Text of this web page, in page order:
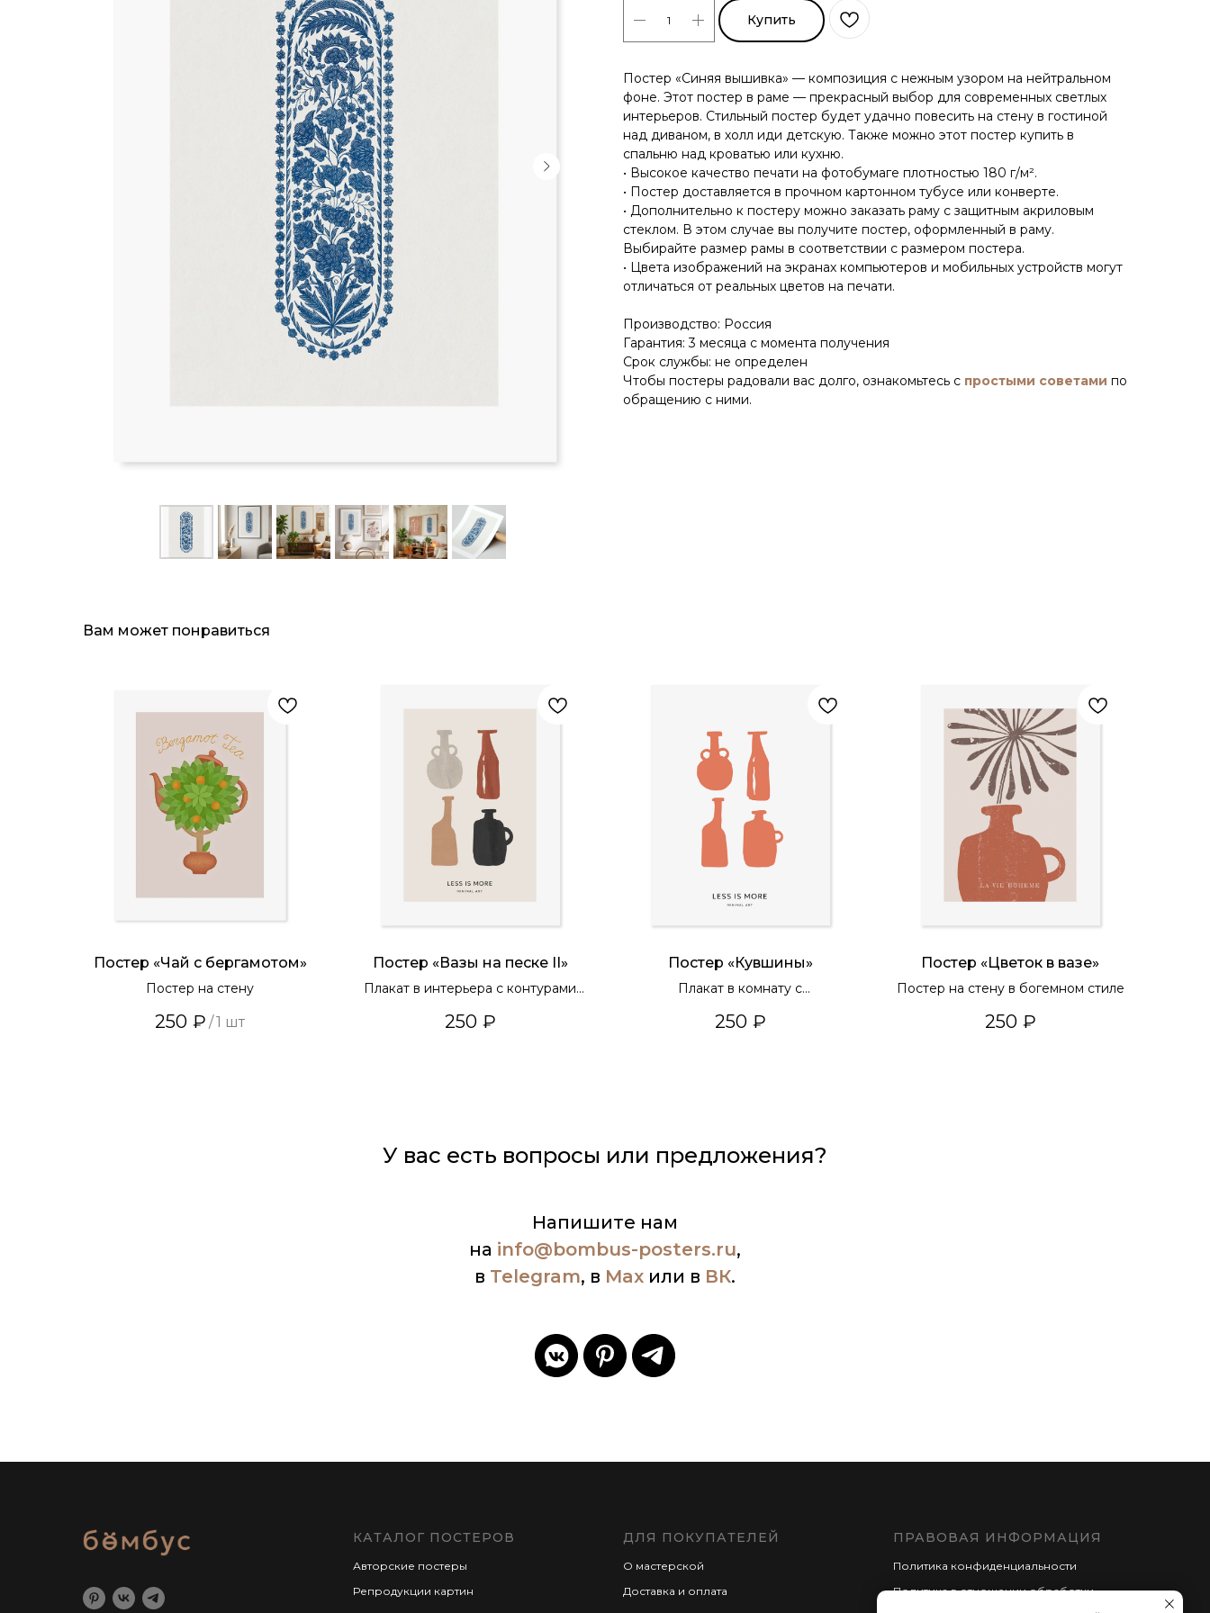
Купить
Постер «Синяя вышивка» — композиция с нежным узором на нейтральном
фоне. Этот постер в раме — прекрасный выбор для современных светлых
интерьеров. Стильный постер будет удачно повесить на стену в гостиной
над диваном, в холл иди детскую. Также можно этот постер купить в
спальню над кроватью или кухню.
• Высокое качество печати на фотобумаге плотностью 180 г/м².
• Постер доставляется в прочном картонном тубусе или конверте.
• Дополнительно к постеру можно заказать раму с защитным акриловым
стеклом. В этом случае вы получите постер, оформленный в раму.
Выбирайте размер рамы в соответствии с размером постера.
• Цвета изображений на экранах компьютеров и мобильных устройств могут
отличаться от реальных цветов на печати.
Производство: Россия
Гарантия: 3 месяца с момента получения
Срок службы: не определен
Чтобы постеры радовали вас долго, ознакомьтесь с простыми советами по
обращению с ними.
Вам может понравиться
Постер «Чай с бергамотом»
Постер на стену
250 ₽ /1 шт
Постер «Вазы на песке II»
Плакат в интерьера с контурами
250 ₽
Постер «Кувшины»
Плакат в комнату с
250 ₽
Постер «Цветок в вазе»
Постер на стену в богемном стиле
250 ₽
У вас есть вопросы или предложения?
Напишите нам
на info@bombus-posters.ru,
в Telegram, в Max или в ВК.
КАТАЛОГ ПОСТЕРОВ
Авторские постеры
Репродукции картин
ДЛЯ ПОКУПАТЕЛЕЙ
О мастерской
Доставка и оплата
ПРАВОВАЯ ИНФОРМАЦИЯ
Политика конфиденциальности
Политика в отношении обработки